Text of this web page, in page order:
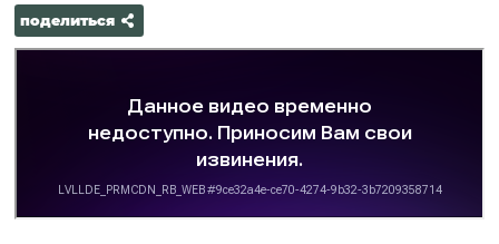
поделиться